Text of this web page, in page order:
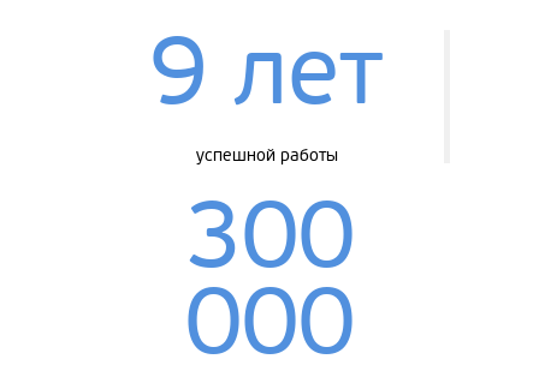
9 лет
успешной работы
300
000